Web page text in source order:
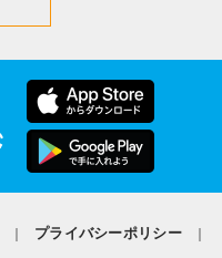
プライバシーポリシー